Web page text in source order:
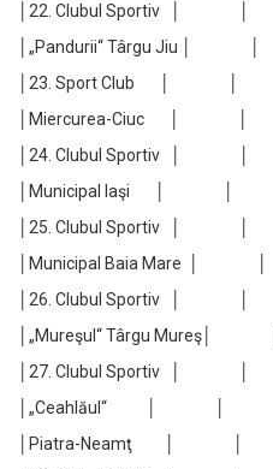
│22. Clubul Sportiv │ │
│„Pandurii“ Târgu Jiu │ │
│23. Sport Club │ │
│Miercurea-Ciuc │ │
│24. Clubul Sportiv │ │
│Municipal Iaşi │ │
│25. Clubul Sportiv │ │
│Municipal Baia Mare │ │
│26. Clubul Sportiv │ │
│„Mureşul“ Târgu Mureş│ │
│27. Clubul Sportiv │ │
│„Ceahlăul“ │ │
│Piatra-Neamţ │ │